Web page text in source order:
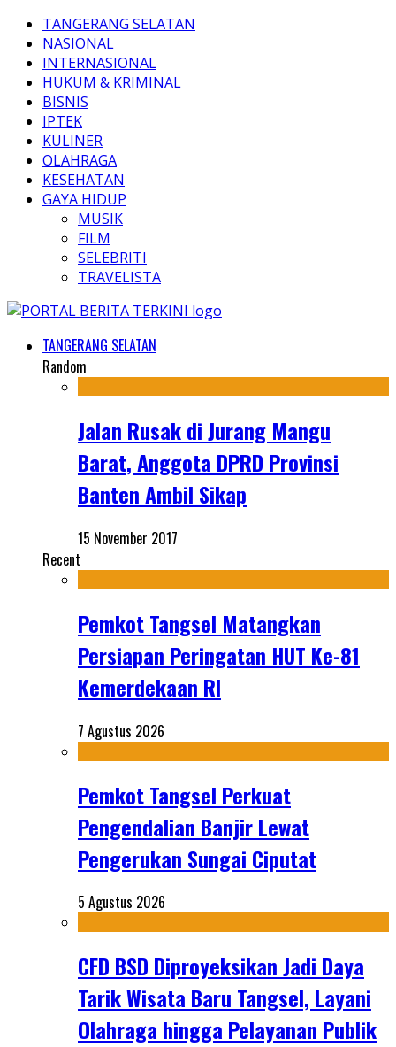
TANGERANG SELATAN
NASIONAL
INTERNASIONAL
HUKUM & KRIMINAL
BISNIS
IPTEK
KULINER
OLAHRAGA
KESEHATAN
GAYA HIDUP
MUSIK
FILM
SELEBRITI
TRAVELISTA
TANGERANG SELATAN
Random
Jalan Rusak di Jurang Mangu
Barat, Anggota DPRD Provinsi
Banten Ambil Sikap
15 November 2017
Recent
Pemkot Tangsel Matangkan
Persiapan Peringatan HUT Ke-81
Kemerdekaan RI
7 Agustus 2026
Pemkot Tangsel Perkuat
Pengendalian Banjir Lewat
Pengerukan Sungai Ciputat
5 Agustus 2026
CFD BSD Diproyeksikan Jadi Daya
Tarik Wisata Baru Tangsel, Layani
Olahraga hingga Pelayanan Publik